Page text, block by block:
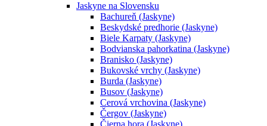
Jaskyne na Slovensku
Bachureň (Jaskyne)
Beskydské predhorie (Jaskyne)
Biele Karpaty (Jaskyne)
Bodvianska pahorkatina (Jaskyne)
Branisko (Jaskyne)
Bukovské vrchy (Jaskyne)
Burda (Jaskyne)
Busov (Jaskyne)
Cerová vrchovina (Jaskyne)
Čergov (Jaskyne)
Čierna hora (Jaskyne)